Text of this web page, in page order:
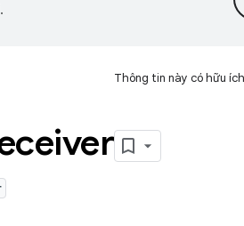
Thông tin này có hữu